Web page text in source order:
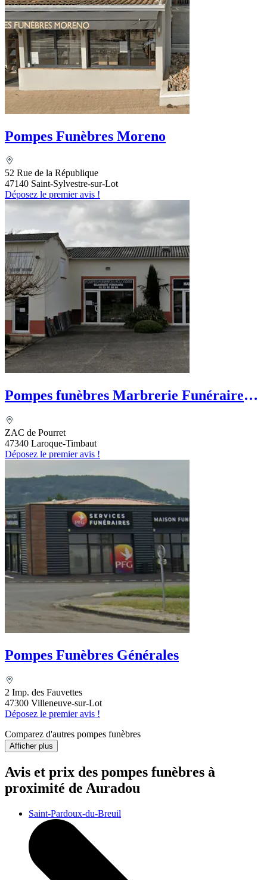
Pompes Funèbres Moreno
52 Rue de la République
47140 Saint-Sylvestre-sur-Lot
Déposez le premier avis !
Pompes funèbres Marbrerie Funéraire
ZAC de Pourret
47340 Laroque-Timbaut
Déposez le premier avis !
Pompes Funèbres Générales
2 Imp. des Fauvettes
47300 Villeneuve-sur-Lot
Déposez le premier avis !
Comparez d'autres pompes funèbres
Afficher plus
Avis et prix des pompes funèbres à
proximité de Auradou
Saint-Pardoux-du-Breuil